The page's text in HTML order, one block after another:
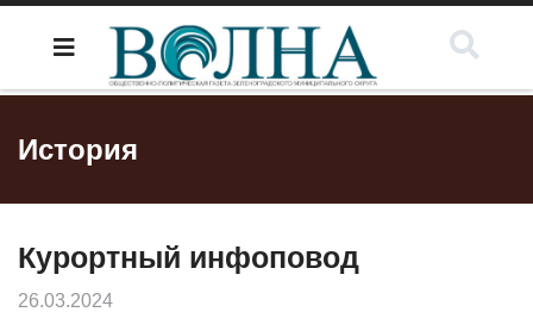
История
Курортный инфоповод
26.03.2024